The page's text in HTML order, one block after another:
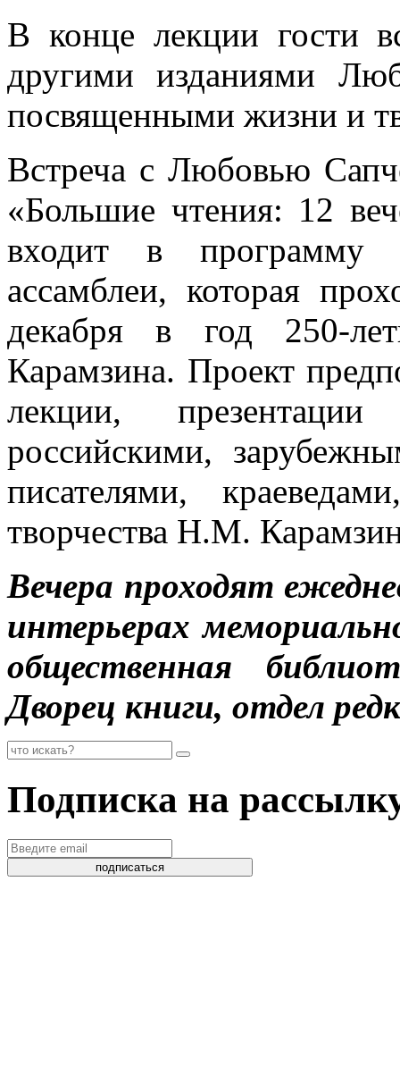
В конце лекции гости
другими изданиями
посвященными жизни и
Встреча с Любовью
«Большие чтения: 12
входит в программу
ассамблеи, которая
декабря в год 250-
Карамзина. Проект
лекции,
российскими,
писателями,
творчества Н.М.
Вечера проходят
интерьерах
общественная
Дворец книги, отдел
Подписка на
подписаться